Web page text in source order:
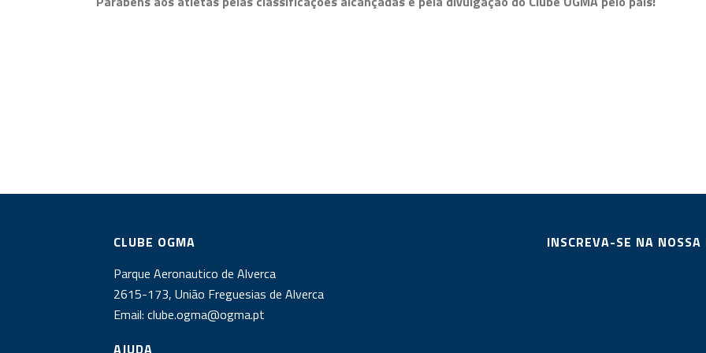
CLUBE OGMA
Parque Aeronautico de Alverca
2615-173, União Freguesias de Alverca
Email: clube.ogma@ogma.pt
AJUDA
INSCREVA-SE NA